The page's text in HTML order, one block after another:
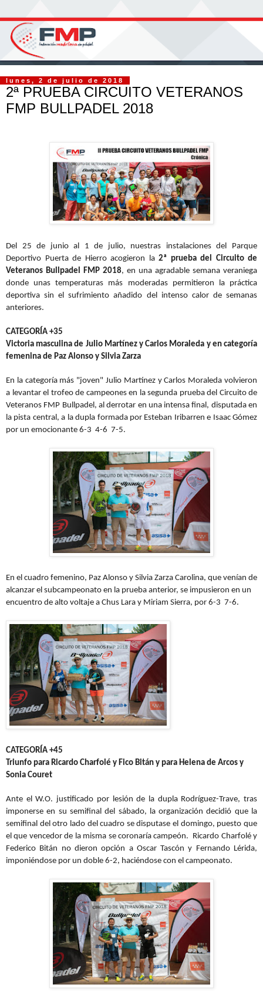
lunes, 2 de julio de 2018
2ª PRUEBA CIRCUITO VETERANOS
FMP BULLPADEL 2018
Del 25 de junio al 1 de julio, nuestras instalaciones del Parque
Deportivo Puerta de Hierro acogieron la 2ª prueba del Circuito de
Veteranos Bullpadel FMP 2018, en una agradable semana veraniega
donde unas temperaturas más moderadas permitieron la práctica
deportiva sin el sufrimiento añadido del intenso calor de semanas
anteriores.
CATEGORÍA +35
Victoria masculina de Julio Martínez y Carlos Moraleda y en categoría
femenina de Paz Alonso y Silvia Zarza
En la categoría más "joven" Julio Martínez y Carlos Moraleda volvieron
a levantar el trofeo de campeones en la segunda prueba del Circuito de
Veteranos FMP Bullpadel, al derrotar en una intensa final, disputada en
la pista central, a la dupla formada por Esteban Iribarren e Isaac Gómez
por un emocionante 6-3 4-6 7-5.
En el cuadro femenino, Paz Alonso y Silvia Zarza Carolina, que venían de
alcanzar el subcampeonato en la prueba anterior, se impusieron en un
encuentro de alto voltaje a Chus Lara y Miriam Sierra, por 6-3 7-6.
CATEGORÍA +45
Triunfo para Ricardo Charfolé y Fico Bitán y para Helena de Arcos y
Sonia Couret
Ante el W.O. justificado por lesión de la dupla Rodríguez-Trave, tras
imponerse en su semifinal del sábado, la organización decidió que la
semifinal del otro lado del cuadro se disputase el domingo, puesto que
el que vencedor de la misma se coronaría campeón. Ricardo Charfolé y
Federico Bitán no dieron opción a Oscar Tascón y Fernando Lérida,
imponiéndose por un doble 6-2, haciéndose con el campeonato.